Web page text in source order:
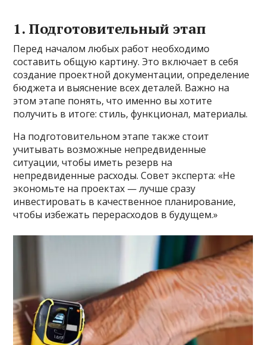
1. Подготовительный этап
Перед началом любых работ необходимо
составить общую картину. Это включает в себя
создание проектной документации, определение
бюджета и выяснение всех деталей. Важно на
этом этапе понять, что именно вы хотите
получить в итоге: стиль, функционал, материалы.
На подготовительном этапе также стоит
учитывать возможные непредвиденные
ситуации, чтобы иметь резерв на
непредвиденные расходы. Совет эксперта: «Не
экономьте на проектах — лучше сразу
инвестировать в качественное планирование,
чтобы избежать перерасходов в будущем.»